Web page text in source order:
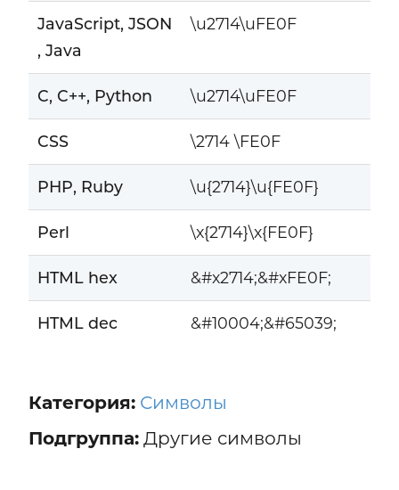
JavaScript, JSON
, Java
\u2714\uFE0F
C, C++, Python \u2714\uFE0F
CSS \2714 \FE0F
PHP, Ruby \u{2714}\u{FE0F}
Perl \x{2714}\x{FE0F}
HTML hex &#x2714;&#xFE0F;
HTML dec &#10004;&#65039;
Категория: Символы
Подгруппа:Другие символы